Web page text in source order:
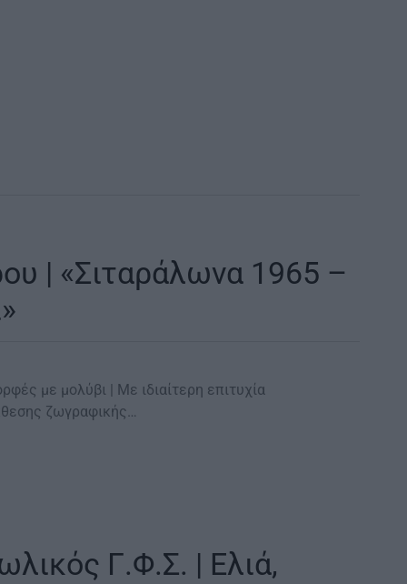
| «Σιταράλωνα 1965 –
με μολύβι | Με ιδιαίτερη επιτυχία
ζωγραφικής…
Γ.Φ.Σ. | Ελιά,